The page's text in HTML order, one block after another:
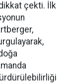
çekti. İlk